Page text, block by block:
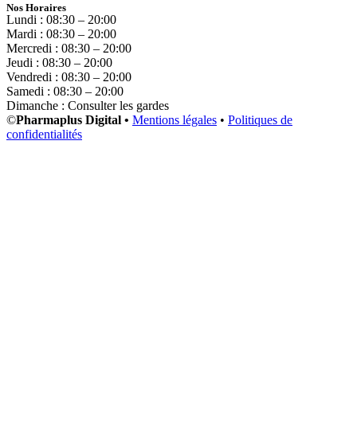
Nos Horaires
Lundi : 08:30 – 20:00
Mardi : 08:30 – 20:00
Mercredi : 08:30 – 20:00
Jeudi : 08:30 – 20:00
Vendredi : 08:30 – 20:00
Samedi : 08:30 – 20:00
Dimanche : Consulter les gardes
©Pharmaplus Digital • Mentions légales • Politiques de
confidentialités